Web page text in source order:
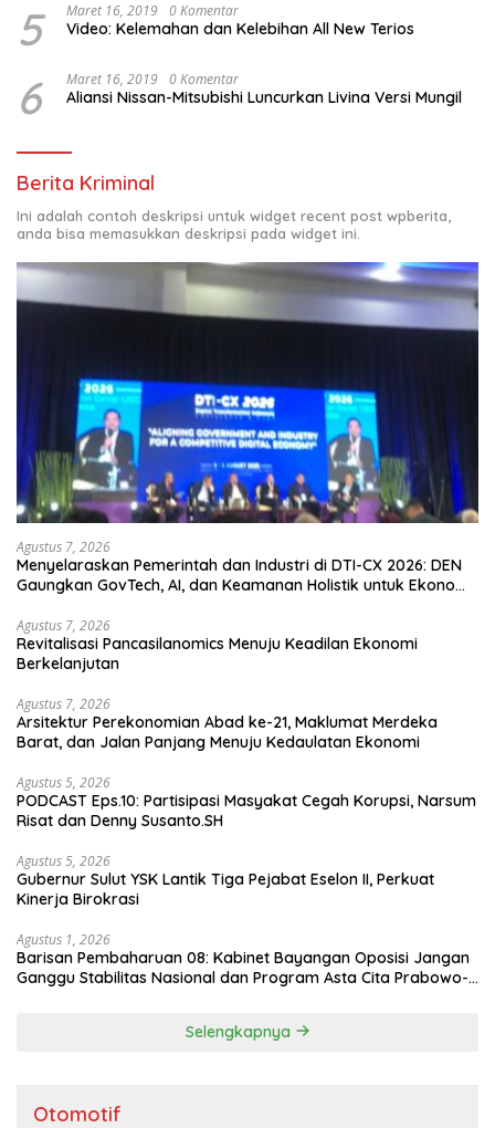
5 Maret 16, 2019 0 Komentar
Video: Kelemahan dan Kelebihan All New Terios
6 Maret 16, 2019 0 Komentar
Aliansi Nissan-Mitsubishi Luncurkan Livina Versi Mungil
Berita Kriminal
Ini adalah contoh deskripsi untuk widget recent post wpberita,
anda bisa memasukkan deskripsi pada widget ini.
Agustus 7, 2026
Menyelaraskan Pemerintah dan Industri di DTI-CX 2026: DEN
Gaungkan GovTech, AI, dan Keamanan Holistik untuk Ekonomi
Agustus 7, 2026
Revitalisasi Pancasilanomics Menuju Keadilan Ekonomi
Berkelanjutan
Agustus 7, 2026
Arsitektur Perekonomian Abad ke-21, Maklumat Merdeka
Barat, dan Jalan Panjang Menuju Kedaulatan Ekonomi
Agustus 5, 2026
PODCAST Eps.10: Partisipasi Masyakat Cegah Korupsi, Narsum
Risat dan Denny Susanto.SH
Agustus 5, 2026
Gubernur Sulut YSK Lantik Tiga Pejabat Eselon II, Perkuat
Kinerja Birokrasi
Agustus 1, 2026
Barisan Pembaharuan 08: Kabinet Bayangan Oposisi Jangan
Ganggu Stabilitas Nasional dan Program Asta Cita Prabowo-
Selengkapnya
Otomotif